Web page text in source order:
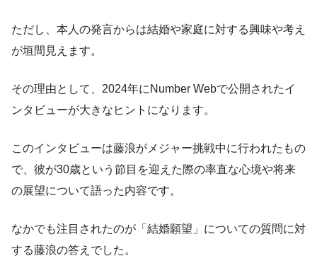
ただし、本人の発言からは結婚や家庭に対する興味や考え
が垣間見えます。
その理由として、2024年にNumber Webで公開されたイ
ンタビューが大きなヒントになります。
このインタビューは藤浪がメジャー挑戦中に行われたもの
で、彼が30歳という節目を迎えた際の率直な心境や将来
の展望について語った内容です。
なかでも注目されたのが「結婚願望」についての質問に対
する藤浪の答えでした。